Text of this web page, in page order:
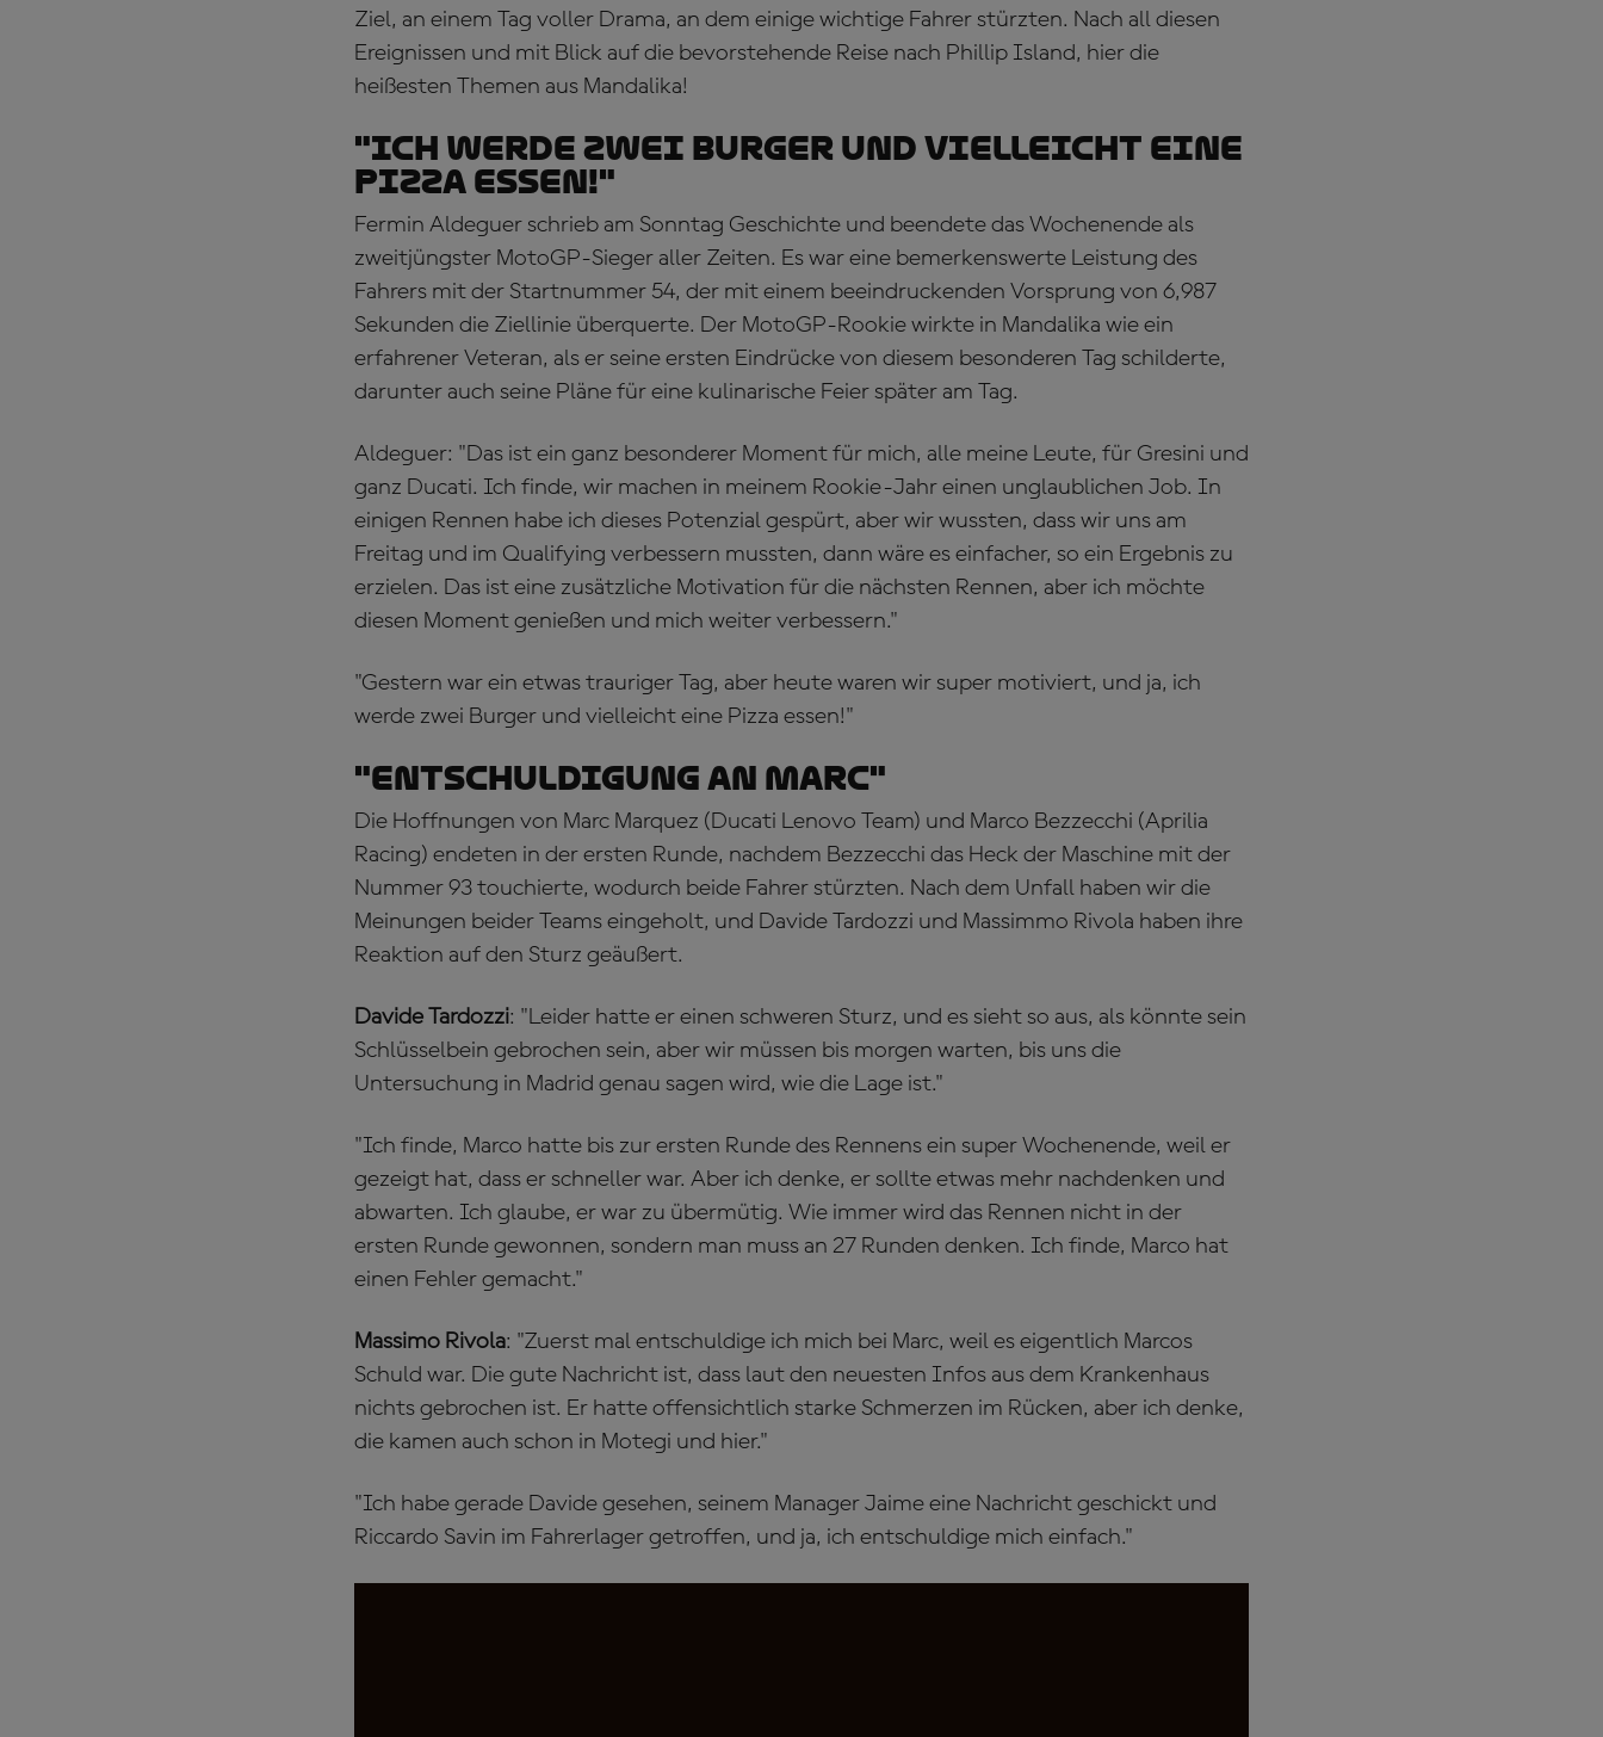
Ziel, an einem Tag voller Drama, an dem einige wichtige Fahrer stürzten. Nach all diesen
Ereignissen und mit Blick auf die bevorstehende Reise nach Phillip Island, hier die
heißesten Themen aus Mandalika!
"Ich werde zwei Burger und vielleicht eine
Pizza essen!"
Fermin Aldeguer schrieb am Sonntag Geschichte und beendete das Wochenende als
zweitjüngster MotoGP-Sieger aller Zeiten. Es war eine bemerkenswerte Leistung des
Fahrers mit der Startnummer 54, der mit einem beeindruckenden Vorsprung von 6,987
Sekunden die Ziellinie überquerte. Der MotoGP-Rookie wirkte in Mandalika wie ein
erfahrener Veteran, als er seine ersten Eindrücke von diesem besonderen Tag schilderte,
darunter auch seine Pläne für eine kulinarische Feier später am Tag.
Aldeguer: "Das ist ein ganz besonderer Moment für mich, alle meine Leute, für Gresini und
ganz Ducati. Ich finde, wir machen in meinem Rookie-Jahr einen unglaublichen Job. In
einigen Rennen habe ich dieses Potenzial gespürt, aber wir wussten, dass wir uns am
Freitag und im Qualifying verbessern mussten, dann wäre es einfacher, so ein Ergebnis zu
erzielen. Das ist eine zusätzliche Motivation für die nächsten Rennen, aber ich möchte
diesen Moment genießen und mich weiter verbessern."
"Gestern war ein etwas trauriger Tag, aber heute waren wir super motiviert, und ja, ich
werde zwei Burger und vielleicht eine Pizza essen!"
"Entschuldigung an Marc"
Die Hoffnungen von Marc Marquez (Ducati Lenovo Team) und Marco Bezzecchi (Aprilia
Racing) endeten in der ersten Runde, nachdem Bezzecchi das Heck der Maschine mit der
Nummer 93 touchierte, wodurch beide Fahrer stürzten. Nach dem Unfall haben wir die
Meinungen beider Teams eingeholt, und Davide Tardozzi und Massimmo Rivola haben ihre
Reaktion auf den Sturz geäußert.
Davide Tardozzi: "Leider hatte er einen schweren Sturz, und es sieht so aus, als könnte sein
Schlüsselbein gebrochen sein, aber wir müssen bis morgen warten, bis uns die
Untersuchung in Madrid genau sagen wird, wie die Lage ist."
"Ich finde, Marco hatte bis zur ersten Runde des Rennens ein super Wochenende, weil er
gezeigt hat, dass er schneller war. Aber ich denke, er sollte etwas mehr nachdenken und
abwarten. Ich glaube, er war zu übermütig. Wie immer wird das Rennen nicht in der
ersten Runde gewonnen, sondern man muss an 27 Runden denken. Ich finde, Marco hat
einen Fehler gemacht."
Massimo Rivola: "Zuerst mal entschuldige ich mich bei Marc, weil es eigentlich Marcos
Schuld war. Die gute Nachricht ist, dass laut den neuesten Infos aus dem Krankenhaus
nichts gebrochen ist. Er hatte offensichtlich starke Schmerzen im Rücken, aber ich denke,
die kamen auch schon in Motegi und hier."
"Ich habe gerade Davide gesehen, seinem Manager Jaime eine Nachricht geschickt und
Riccardo Savin im Fahrerlager getroffen, und ja, ich entschuldige mich einfach."